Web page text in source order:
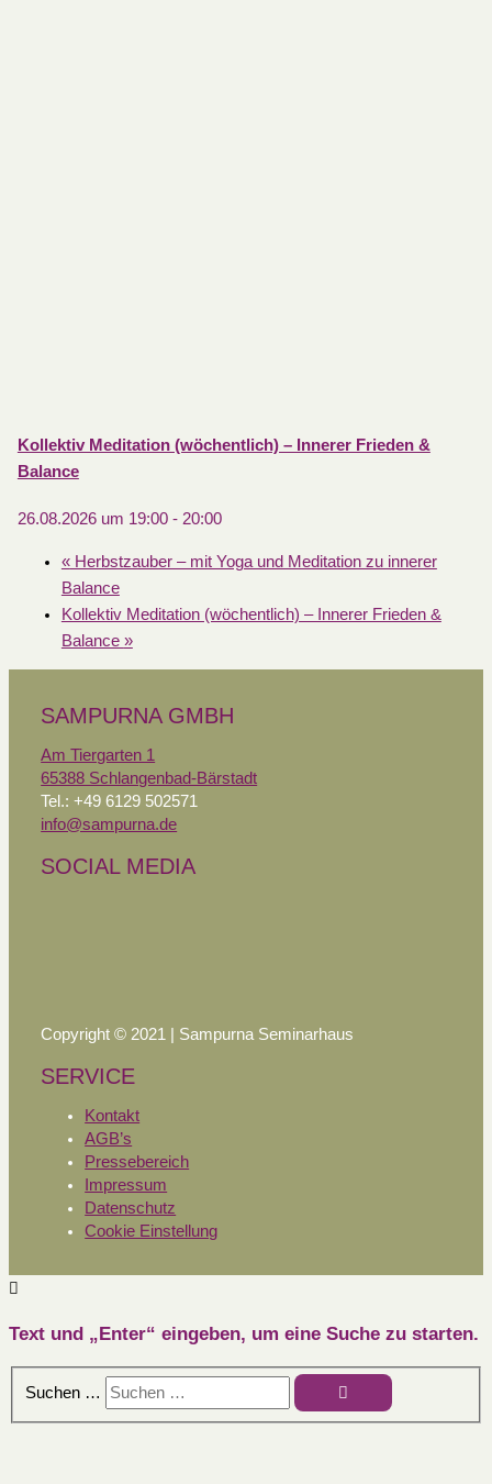
Kollektiv Meditation (wöchentlich) – Innerer Frieden &
Balance
26.08.2026 um 19:00- 20:00
«Herbstzauber – mit Yoga und Meditation zu innerer
Balance
Kollektiv Meditation (wöchentlich) – Innerer Frieden &
Balance »
SAMPURNA GMBH
Am Tiergarten 1
65388 Schlangenbad-Bärstadt
Tel.: +49 6129 502571
info@sampurna.de
SOCIAL MEDIA
Copyright © 2021 | Sampurna Seminarhaus
SERVICE
Kontakt
AGB’s
Pressebereich
Impressum
Datenschutz
Cookie Einstellung
Text und „Enter“ eingeben, um eine Suche zu starten.
Suchen …